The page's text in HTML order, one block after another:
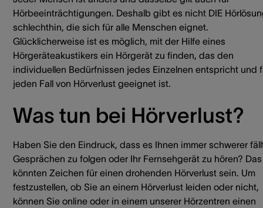
Hörbeeinträchtigungen. Deshalb gibt es nicht DIE
schlechthin, die sich für alle Menschen eignet.
Glücklicherweise ist es möglich, mit der Hilfe eines
Hörgeräteakustikers ein Hörgerät zu finden, das den
individuellen Bedürfnissen jedes Einzelnen entspricht und
jeden Fall von Hörverlust geeignet ist.
Was tun bei Hörverlust?
Haben Sie den Eindruck, dass es Ihnen immer schwerer
Gesprächen zu folgen oder Ihr Fernsehgerät zu hören? Das
könnten Zeichen für einen drohenden Hörverlust sein. Um
festzustellen, ob Sie an einem Hörverlust leiden oder nicht,
können Sie online oder in einem unserer Hörzentren einen